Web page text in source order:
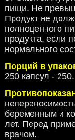
пищи. Не
Продукт не
полноценного
продукта, если
нормального
Порций в
250 капсул - 250.
беременным и
лет. Перед
врачом.